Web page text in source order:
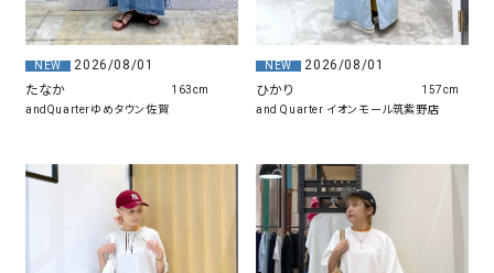
NEW
2026/08/01
たなか
andQuarterゆめタウン佐賀
163cm
NEW
2026/08/01
ひかり
and Quarter イオンモール筑紫野店
157cm